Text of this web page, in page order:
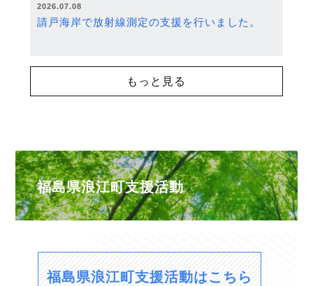
2026.07.08
請戸海岸で放射線測定の支援を行いました。
もっと見る
福島県浪江町支援活動
福島県浪江町支援活動はこちら